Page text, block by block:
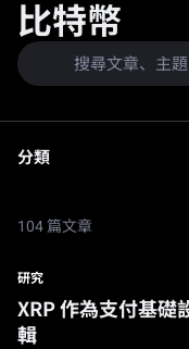
比特幣
分類
104 篇文章
研究
XRP 作為支付基礎
輯